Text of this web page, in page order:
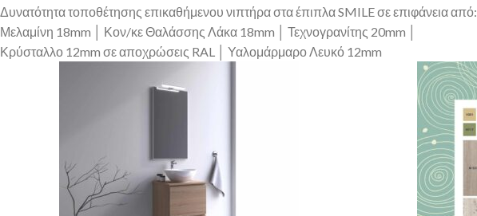
Δυνατότητα τοποθέτησης επικαθήμενου νιπτήρα στα έπιπλα SMILE σε επιφάνεια από:
Μελαμίνη 18mm │ Κον/κε Θαλάσσης Λάκα 18mm │ Τεχνογρανίτης 20mm │
Κρύσταλλο 12mm σε αποχρώσεις RAL │ Υαλομάρμαρο Λευκό 12mm